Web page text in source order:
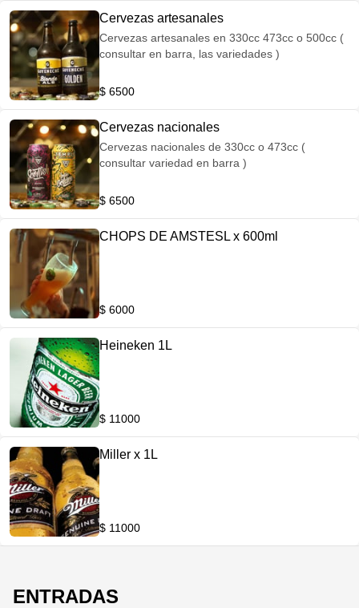
Cervezas artesanales
Cervezas artesanales en 330cc 473cc o 500cc (
consultar en barra, las variedades )
$ 6500
Cervezas nacionales
Cervezas nacionales de 330cc o 473cc (
consultar variedad en barra )
$ 6500
CHOPS DE AMSTESL x 600ml
$ 6000
Heineken 1L
$ 11000
Miller x 1L
$ 11000
ENTRADAS